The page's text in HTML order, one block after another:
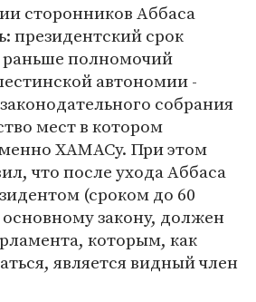
сторонников Аббаса
президентский срок
раньше полномочий
автономии -
собрания
мест в котором
ХАМАСу. При этом
что после ухода Аббаса
(сроком до 60
закону, должен
которым, как
является видный член